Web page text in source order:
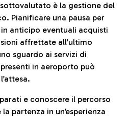
è la gestione del
Pianificare una pausa per
anticipo eventuali acquisti
affrettate all’ultimo
sguardo ai servizi di
in aeroporto può
e conoscere il percorso
partenza in un’esperienza